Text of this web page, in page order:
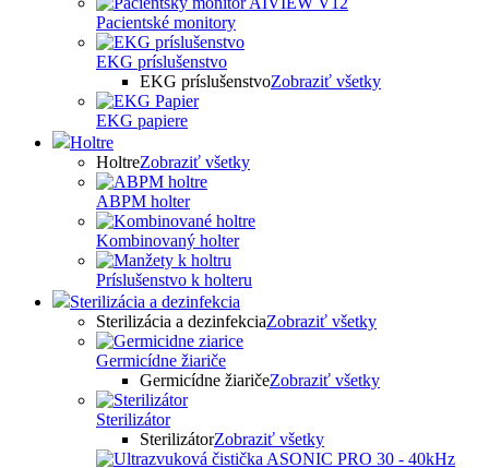
Pacientské monitory
EKG príslušenstvo
EKG príslušenstvoZobraziť všetky
EKG papiere
Holtre
HoltreZobraziť všetky
ABPM holter
Kombinovaný holter
Príslušenstvo k holteru
Sterilizácia a dezinfekcia
Sterilizácia a dezinfekciaZobraziť všetky
Germicídne žiariče
Germicídne žiaričeZobraziť všetky
Sterilizátor
SterilizátorZobraziť všetky